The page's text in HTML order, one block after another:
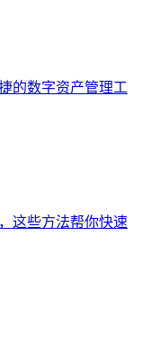
的数字资产管理工
这些方法帮你快速